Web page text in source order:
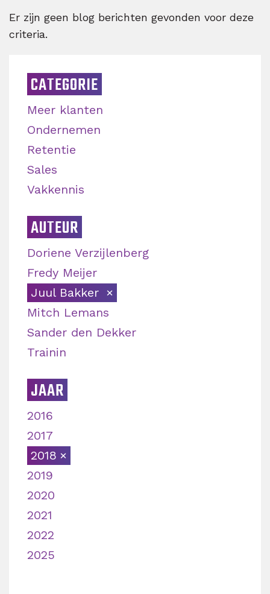
Er zijn geen blog berichten gevonden voor deze
criteria.
CATEGORIE
Meer klanten
Ondernemen
Retentie
Sales
Vakkennis
AUTEUR
Doriene Verzijlenberg
Fredy Meijer
Juul Bakker
Mitch Lemans
Sander den Dekker
Trainin
JAAR
2016
2017
2018
2019
2020
2021
2022
2025